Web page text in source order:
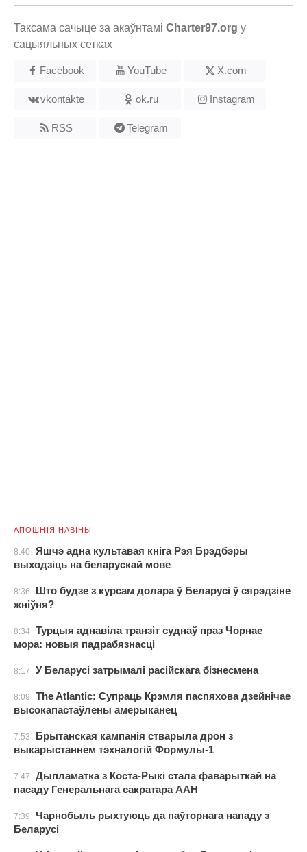
Таксама сачыце за акаўнтамі Charter97.org у
сацыяльных сетках
Facebook YouTube X.com
vkontakte ok.ru Instagram
RSS Telegram
АПОШНІЯ НАВІНЫ
8:40
Яшчэ адна культавая кніга Рэя Брэдбэры
выходзіць на беларускай мове
8:36
Што будзе з курсам долара ў Беларусі ў сярэдзіне
жніўня?
8:34 Турцыя аднавіла транзіт суднаў праз Чорнае
мора: новыя падрабязнасці
8:17 У Беларусі затрымалі расійскага бізнесмена
8:09
The Atlantic: Супраць Крэмля паспяхова дзейнічае
высокапастаўлены амерыканец
7:53
Брытанская кампанія стварыла дрон з
выкарыстаннем тэхналогій Формулы-1
7:47
Дыпламатка з Коста-Рыкі стала фаварыткай на
пасаду Генеральнага сакратара ААН
7:39
Чарнобыль рыхтуюць да паўторнага нападу з
Беларусі